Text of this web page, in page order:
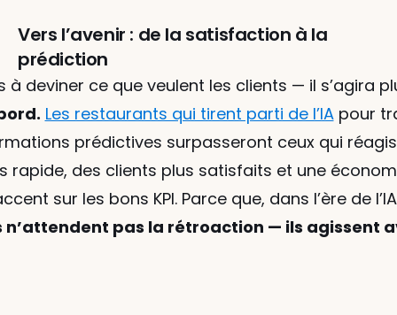
Vers l’avenir : de la satisfaction à la
prédiction
à deviner ce que veulent les clients — il s’agira
Les restaurants qui tirent parti de l’IA pour
prédictives surpasseront ceux qui
rapide, des clients plus satisfaits et une
sur les bons KPI. Parce que, dans l’ère de
pas la rétroaction — ils agissent